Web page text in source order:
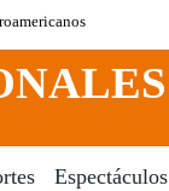
Espectáculos